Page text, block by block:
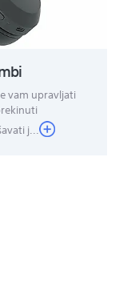
vam upravljati
j...